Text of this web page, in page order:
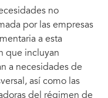
no
por las empresas
a esta
que incluyan
a necesidades de
así como las
del régimen de